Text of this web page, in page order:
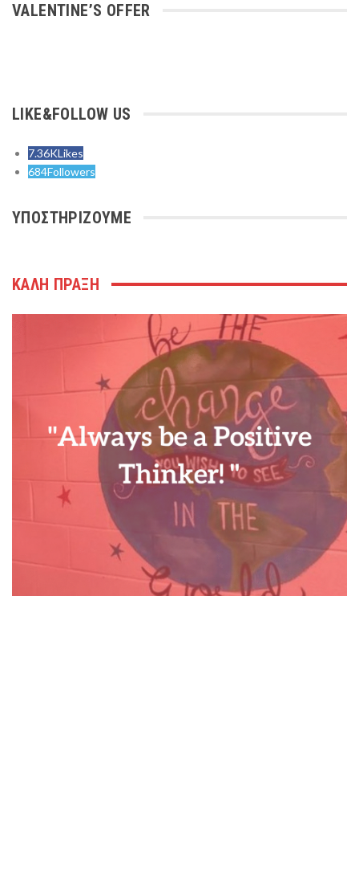
VALENTINE’S OFFER
LIKE&FOLLOW US
7.36KLikes
684Followers
ΥΠΟΣΤΗΡΙΖΟΥΜΕ
ΚΑΛΗ ΠΡΑΞΗ